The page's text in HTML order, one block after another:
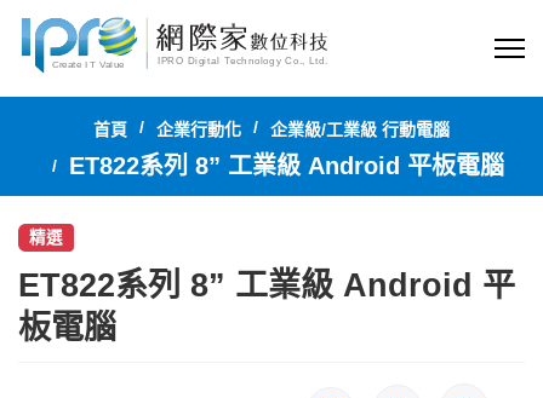
首頁 企業行動化 企業級/工業級 行動電腦
ET822系列 8” 工業級 Android 平板電腦
精選
ET822系列 8” 工業級 Android 平
板電腦